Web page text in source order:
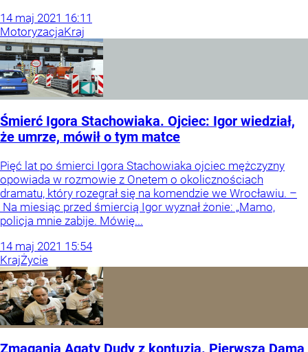
14 maj 2021 16:11
MotoryzacjaKraj
Śmierć Igora Stachowiaka. Ojciec: Igor wiedział,
że umrze, mówił o tym matce
Pięć lat po śmierci Igora Stachowiaka ojciec mężczyzny
opowiada w rozmowie z Onetem o okolicznościach
dramatu, który rozegrał się na komendzie we Wrocławiu. –
Na miesiąc przed śmiercią Igor wyznał żonie: „Mamo,
policja mnie zabije. Mówię...
14 maj 2021 15:54
KrajŻycie